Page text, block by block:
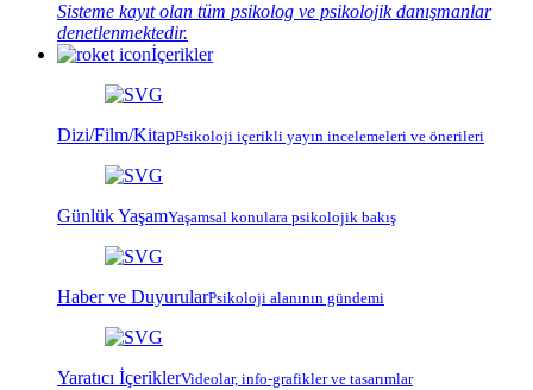
Sisteme kayıt olan tüm psikolog ve psikolojik danışmanlar
denetlenmektedir.
İçerikler
Dizi/Film/KitapPsikoloji içerikli yayın incelemeleri ve önerileri
Günlük YaşamYaşamsal konulara psikolojik bakış
Haber ve DuyurularPsikoloji alanının gündemi
Yaratıcı İçeriklerVideolar, info-grafikler ve tasarımlar